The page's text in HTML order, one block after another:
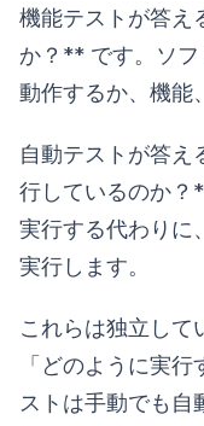
機能テストが答え
か？** です。ソ
動作するか、機能
自動テストが答
行しているのか？
実行する代わりに
実行します。
これらは独立して
「どのように実
ストは手動でも自